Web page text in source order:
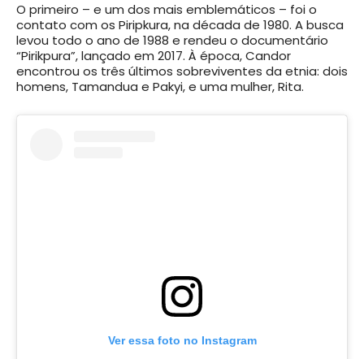
O primeiro – e um dos mais emblemáticos – foi o
contato com os Piripkura, na década de 1980. A busca
levou todo o ano de 1988 e rendeu o documentário
“Pirikpura”, lançado em 2017. À época, Candor
encontrou os três últimos sobreviventes da etnia: dois
homens, Tamandua e Pakyi, e uma mulher, Rita.
Ver essa foto no Instagram